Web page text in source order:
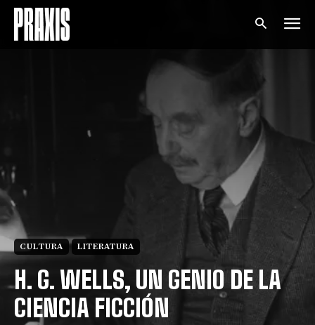
CULTURA LITERATURA
H. G. WELLS, UN GENIO DE LA
CIENCIA FICCIÓN